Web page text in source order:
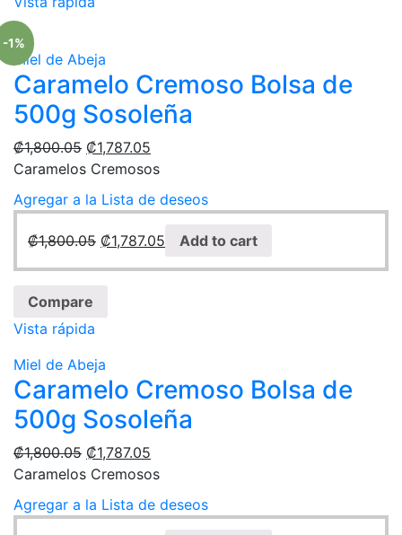
-1%
Miel de Abeja
Caramelo Cremoso Bolsa de
500g Sosoleña
₡1,800.05 ₡1,787.05
Caramelos Cremosos
Agregar a la Lista de deseos
₡1,800.05 ₡1,787.05 Add to cart
Compare
Vista rápida
Miel de Abeja
Caramelo Cremoso Bolsa de
500g Sosoleña
₡1,800.05 ₡1,787.05
Caramelos Cremosos
Agregar a la Lista de deseos